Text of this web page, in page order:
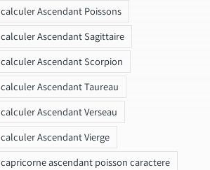
calculer Ascendant Poissons
calculer Ascendant Sagittaire
calculer Ascendant Scorpion
calculer Ascendant Taureau
calculer Ascendant Verseau
calculer Ascendant Vierge
capricorne ascendant poisson caractere